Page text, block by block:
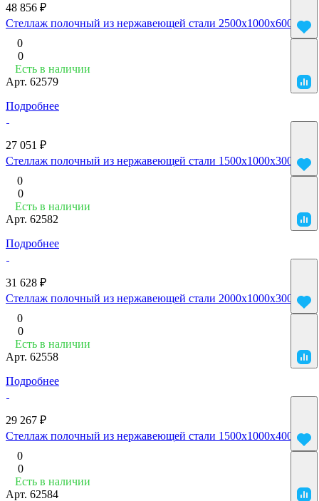
48 856 ₽
Стеллаж полочный из нержавеющей стали 2500x1000x600
0
0
Есть в наличии
Арт. 62579
Подробнее
27 051 ₽
Стеллаж полочный из нержавеющей стали 1500x1000x300
0
0
Есть в наличии
Арт. 62582
Подробнее
31 628 ₽
Стеллаж полочный из нержавеющей стали 2000x1000x300
0
0
Есть в наличии
Арт. 62558
Подробнее
29 267 ₽
Стеллаж полочный из нержавеющей стали 1500x1000x400
0
0
Есть в наличии
Арт. 62584